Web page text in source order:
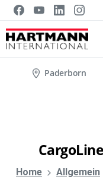
Paderborn
CargoLine
Home Allgemein